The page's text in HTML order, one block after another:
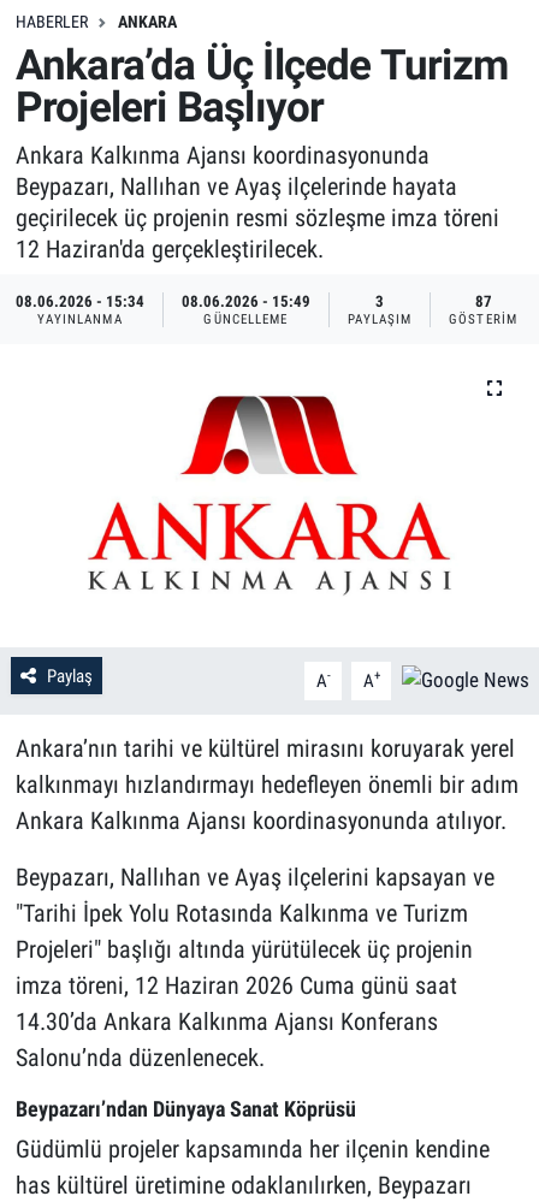
HABERLER ANKARA
Ankara’da Üç İlçede Turizm
Projeleri Başlıyor
Ankara Kalkınma Ajansı koordinasyonunda
Beypazarı, Nallıhan ve Ayaş ilçelerinde hayata
geçirilecek üç projenin resmi sözleşme imza töreni
12 Haziran'da gerçekleştirilecek.
08.06.2026 - 15:34
YAYINLANMA
08.06.2026 - 15:49
GÜNCELLEME
3
PAYLAŞIM
87
GÖSTERIM
Paylaş A- A+
Ankara’nın tarihi ve kültürel mirasını koruyarak yerel
kalkınmayı hızlandırmayı hedefleyen önemli bir adım
Ankara Kalkınma Ajansı koordinasyonunda atılıyor.
Beypazarı, Nallıhan ve Ayaş ilçelerini kapsayan ve
"Tarihi İpek Yolu Rotasında Kalkınma ve Turizm
Projeleri" başlığı altında yürütülecek üç projenin
imza töreni, 12 Haziran 2026 Cuma günü saat
14.30’da Ankara Kalkınma Ajansı Konferans
Salonu’nda düzenlenecek.
Beypazarı’ndan Dünyaya Sanat Köprüsü
Güdümlü projeler kapsamında her ilçenin kendine
has kültürel üretimine odaklanılırken, Beypazarı